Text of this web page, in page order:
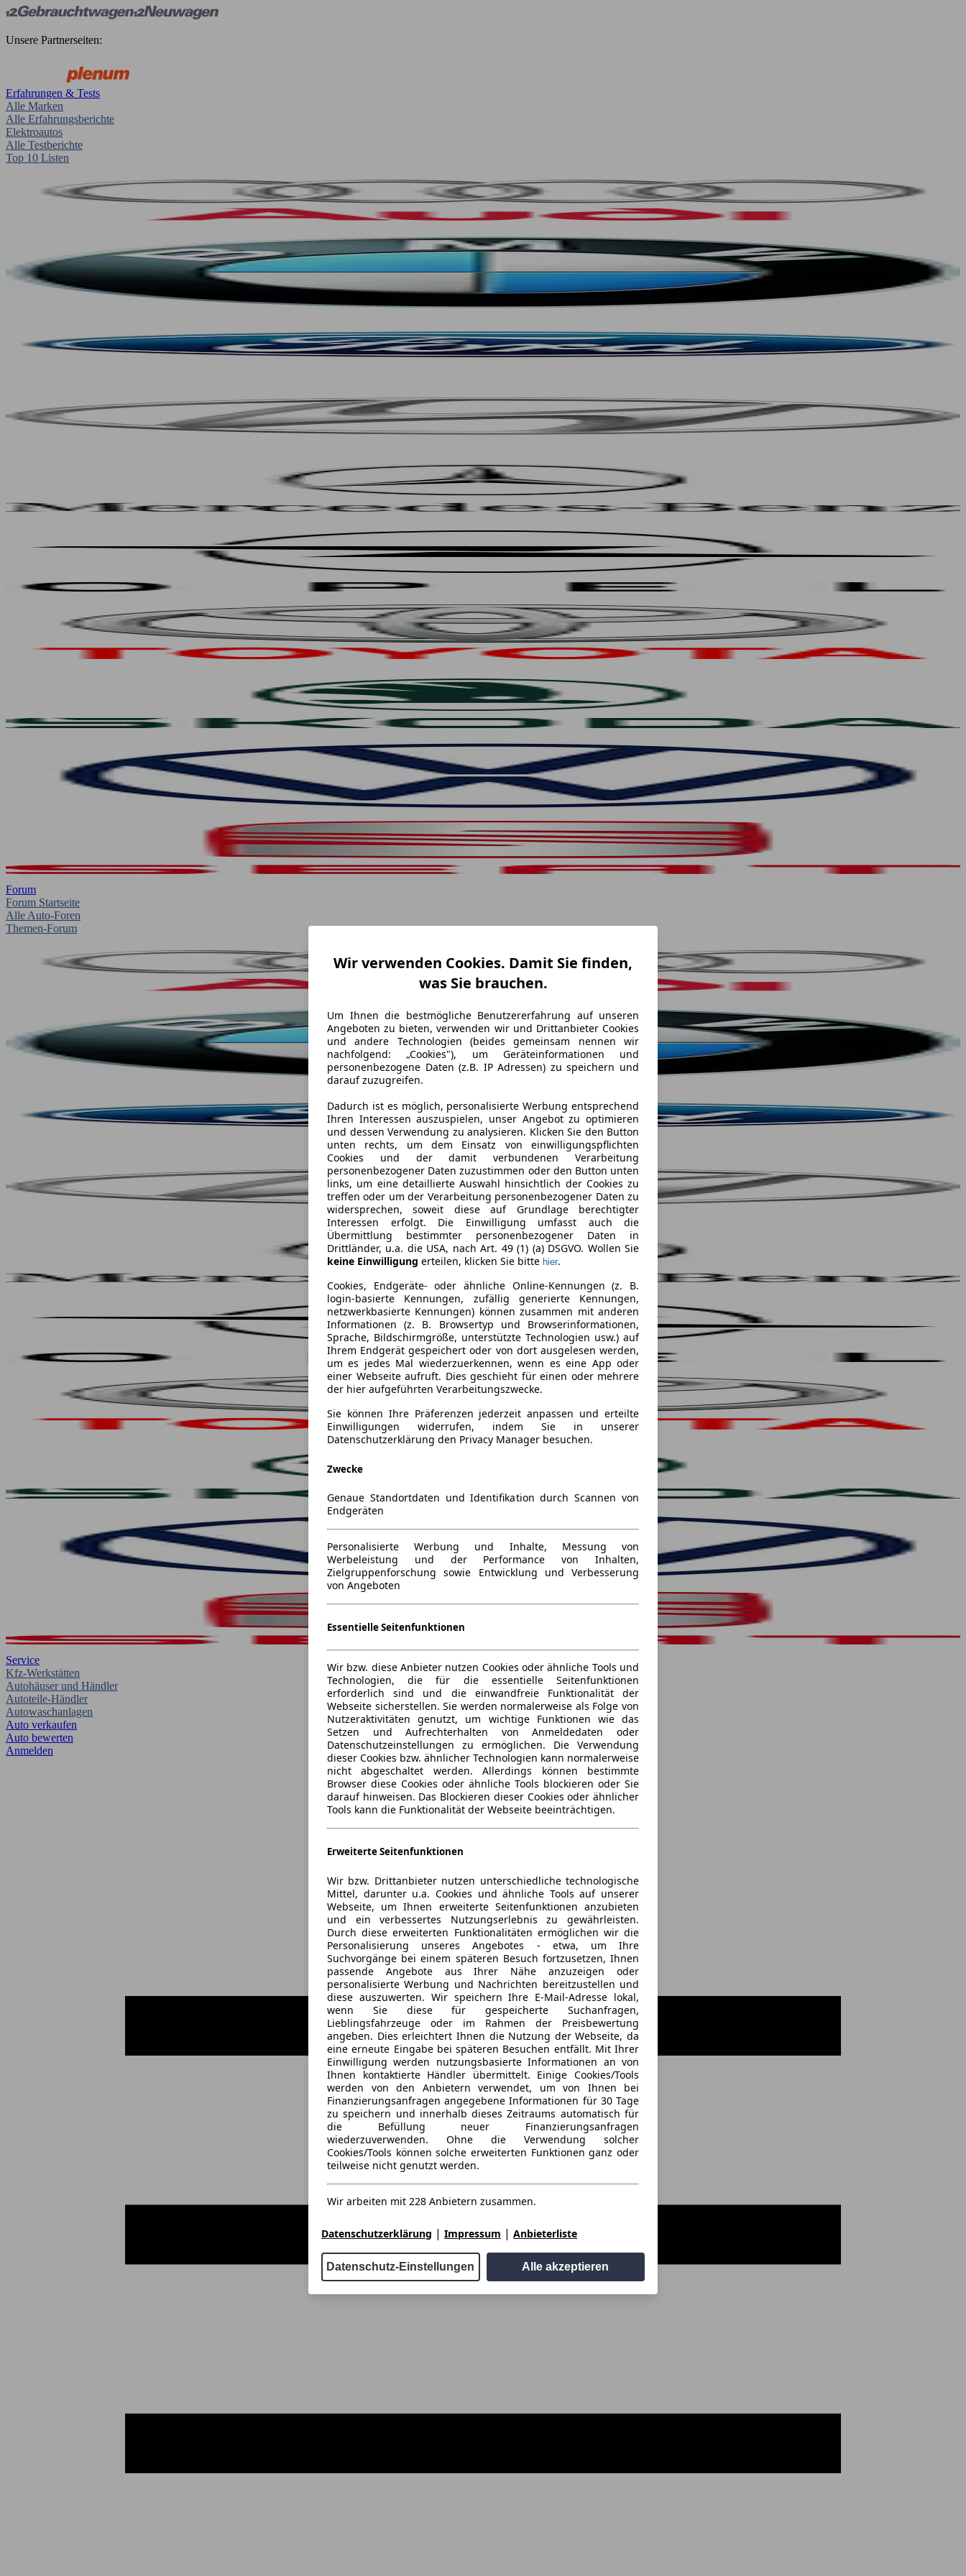
Unsere Partnerseiten:
Erfahrungen & Tests
Alle Marken
Alle Erfahrungsberichte
Elektroautos
Alle Testberichte
Top 10 Listen
Forum
Forum Startseite
Alle Auto-Foren
Themen-Forum
Service
Kfz-Werkstätten
Autohäuser und Händler
Autoteile-Händler
Autowaschanlagen
Auto verkaufen
Auto bewerten
Anmelden
Wir verwenden Cookies. Damit Sie finden,
was Sie brauchen.
Um Ihnen die bestmögliche Benutzererfahrung auf unseren
Angeboten zu bieten, verwenden wir und Drittanbieter Cookies
und andere Technologien (beides gemeinsam nennen wir
nachfolgend: „Cookies"), um Geräteinformationen und
personenbezogene Daten (z.B. IP Adressen) zu speichern und
darauf zuzugreifen.
Dadurch ist es möglich, personalisierte Werbung entsprechend
Ihren Interessen auszuspielen, unser Angebot zu optimieren
und dessen Verwendung zu analysieren. Klicken Sie den Button
unten rechts, um dem Einsatz von einwilligungspflichten
Cookies und der damit verbundenen Verarbeitung
personenbezogener Daten zuzustimmen oder den Button unten
links, um eine detaillierte Auswahl hinsichtlich der Cookies zu
treffen oder um der Verarbeitung personenbezogener Daten zu
widersprechen, soweit diese auf Grundlage berechtigter
Interessen erfolgt. Die Einwilligung umfasst auch die
Übermittlung bestimmter personenbezogener Daten in
Drittländer, u.a. die USA, nach Art. 49 (1) (a) DSGVO. Wollen Sie
keine Einwilligung erteilen, klicken Sie bitte hier.
Cookies, Endgeräte- oder ähnliche Online-Kennungen (z. B.
login-basierte Kennungen, zufällig generierte Kennungen,
netzwerkbasierte Kennungen) können zusammen mit anderen
Informationen (z. B. Browsertyp und Browserinformationen,
Sprache, Bildschirmgröße, unterstützte Technologien usw.) auf
Ihrem Endgerät gespeichert oder von dort ausgelesen werden,
um es jedes Mal wiederzuerkennen, wenn es eine App oder
einer Webseite aufruft. Dies geschieht für einen oder mehrere
der hier aufgeführten Verarbeitungszwecke.
Sie können Ihre Präferenzen jederzeit anpassen und erteilte
Einwilligungen widerrufen, indem Sie in unserer
Datenschutzerklärung den Privacy Manager besuchen.
Zwecke
Genaue Standortdaten und Identifikation durch Scannen von
Endgeräten
Personalisierte Werbung und Inhalte, Messung von
Werbeleistung und der Performance von Inhalten,
Zielgruppenforschung sowie Entwicklung und Verbesserung
von Angeboten
Essentielle Seitenfunktionen
Wir bzw. diese Anbieter nutzen Cookies oder ähnliche Tools und
Technologien, die für die essentielle Seitenfunktionen
erforderlich sind und die einwandfreie Funktionalität der
Webseite sicherstellen. Sie werden normalerweise als Folge von
Nutzeraktivitäten genutzt, um wichtige Funktionen wie das
Setzen und Aufrechterhalten von Anmeldedaten oder
Datenschutzeinstellungen zu ermöglichen. Die Verwendung
dieser Cookies bzw. ähnlicher Technologien kann normalerweise
nicht abgeschaltet werden. Allerdings können bestimmte
Browser diese Cookies oder ähnliche Tools blockieren oder Sie
darauf hinweisen. Das Blockieren dieser Cookies oder ähnlicher
Tools kann die Funktionalität der Webseite beeinträchtigen.
Erweiterte Seitenfunktionen
Wir bzw. Drittanbieter nutzen unterschiedliche technologische
Mittel, darunter u.a. Cookies und ähnliche Tools auf unserer
Webseite, um Ihnen erweiterte Seitenfunktionen anzubieten
und ein verbessertes Nutzungserlebnis zu gewährleisten.
Durch diese erweiterten Funktionalitäten ermöglichen wir die
Personalisierung unseres Angebotes - etwa, um Ihre
Suchvorgänge bei einem späteren Besuch fortzusetzen, Ihnen
passende Angebote aus Ihrer Nähe anzuzeigen oder
personalisierte Werbung und Nachrichten bereitzustellen und
diese auszuwerten. Wir speichern Ihre E-Mail-Adresse lokal,
wenn Sie diese für gespeicherte Suchanfragen,
Lieblingsfahrzeuge oder im Rahmen der Preisbewertung
angeben. Dies erleichtert Ihnen die Nutzung der Webseite, da
eine erneute Eingabe bei späteren Besuchen entfällt. Mit Ihrer
Einwilligung werden nutzungsbasierte Informationen an von
Ihnen kontaktierte Händler übermittelt. Einige Cookies/Tools
werden von den Anbietern verwendet, um von Ihnen bei
Finanzierungsanfragen angegebene Informationen für 30 Tage
zu speichern und innerhalb dieses Zeitraums automatisch für
die Befüllung neuer Finanzierungsanfragen
wiederzuverwenden. Ohne die Verwendung solcher
Cookies/Tools können solche erweiterten Funktionen ganz oder
teilweise nicht genutzt werden.
Wir arbeiten mit 228 Anbietern zusammen.
Datenschutzerklärung | Impressum | Anbieterliste
Datenschutz-Einstellungen Alle akzeptieren